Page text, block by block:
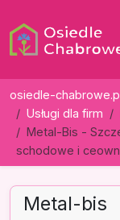
osiedle-
Usługi dla firm
Metal-Bis -
schodowe i
Metal-bis